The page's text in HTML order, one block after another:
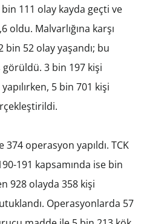
111 olay kayda geçti ve
oldu. Malvarlığına karşı
52 olay yaşandı; bu
görüldü. 3 bin 197 kişi
5 bin 701 kişi
operasyon yapıldı. TCK
191 kapsamında ise bin
928 olayda 358 kişi
Operasyonlarda 57